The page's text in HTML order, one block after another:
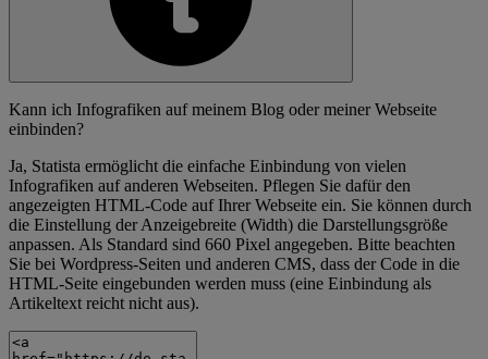
Kann ich Infografiken auf meinem Blog oder meiner Webseite
einbinden?
Ja, Statista ermöglicht die einfache Einbindung von vielen
Infografiken auf anderen Webseiten. Pflegen Sie dafür den
angezeigten HTML-Code auf Ihrer Webseite ein. Sie können durch
die Einstellung der Anzeigebreite (Width) die Darstellungsgröße
anpassen. Als Standard sind 660 Pixel angegeben. Bitte beachten
Sie bei Wordpress-Seiten und anderen CMS, dass der Code in die
HTML-Seite eingebunden werden muss (eine Einbindung als
Artikeltext reicht nicht aus).